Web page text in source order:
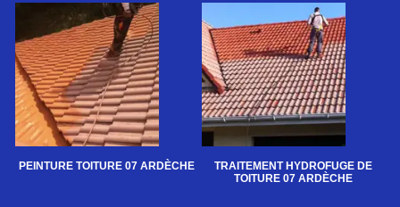
PEINTURE TOITURE 07 ARDÈCHE
TRAITEMENT HYDROFUGE DE
TOITURE 07 ARDÈCHE